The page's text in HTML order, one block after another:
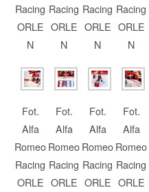
Racing
ORLE
N
Racing
ORLE
N
Racing
ORLE
N
Racing
ORLE
N
Fot.
Alfa
Romeo
Racing
ORLE
Fot.
Alfa
Romeo
Racing
ORLE
Fot.
Alfa
Romeo
Racing
ORLE
Fot.
Alfa
Romeo
Racing
ORLE